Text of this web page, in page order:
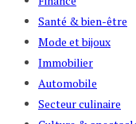
Santé & bien-être
Mode et bijoux
Immobilier
Automobile
Secteur culinaire